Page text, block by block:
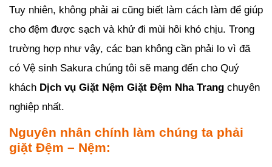
Tuy nhiên, không phải ai cũng biết làm cách làm để giúp
cho đệm được sạch và khử đi mùi hôi khó chịu. Trong
trường hợp như vậy, các bạn không cần phải lo vì đã
có Vệ sinh Sakura chúng tôi sẽ mang đến cho Quý
khách Dịch vụ Giặt Nệm Giặt Đệm Nha Trang chuyên
nghiệp nhất.
Nguyên nhân chính làm chúng ta phải
giặt Đệm – Nệm: